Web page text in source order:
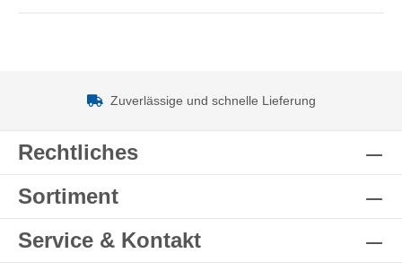
Zuverlässige und schnelle Lieferung
Rechtliches
Sortiment
Service & Kontakt